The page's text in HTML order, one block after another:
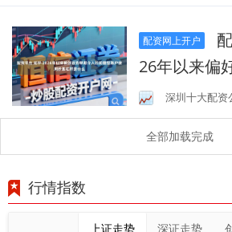
配资网上开户
26年以来偏
的前瞻型账
是什么
深圳十大配资
全部加载完成
行情指数
上证走势 深证走势